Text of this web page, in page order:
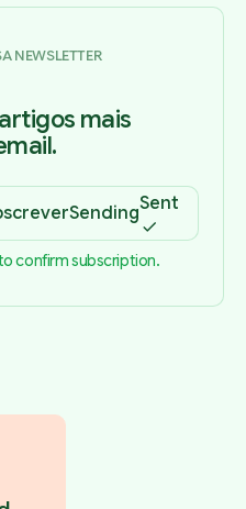
NEWSLETTER
mais
SendingSent
confirm subscription.